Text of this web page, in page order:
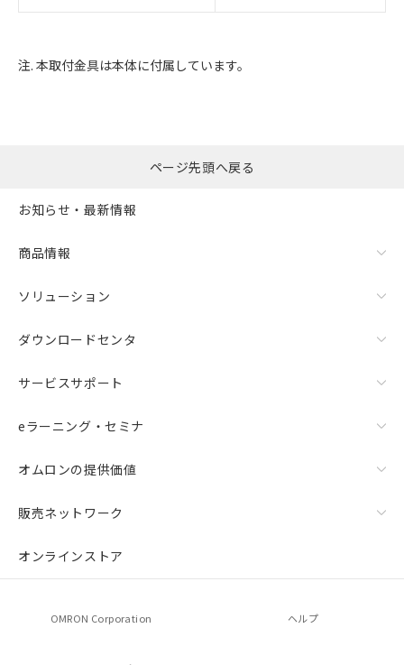
注. 本取付金具は本体に付属しています。
ページ先頭へ戻る
お知らせ・最新情報
商品情報
ソリューション
ダウンロードセンタ
サービスサポート
eラーニング・セミナ
オムロンの提供価値
販売ネットワーク
オンラインストア
OMRON Corporation ヘルプ